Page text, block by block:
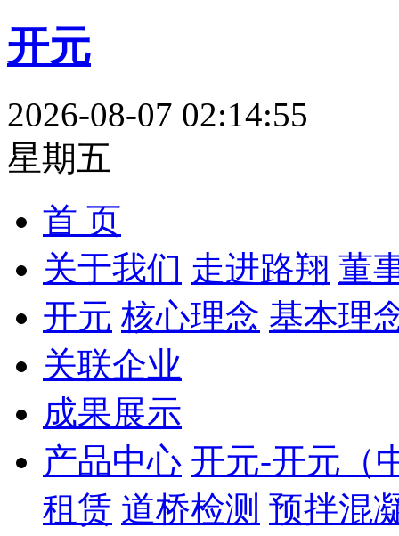
开元
2026-08-07 02:14:56
星期五
首 页
关于我们 走进路翔 董
开元 核心理念 基本理
关联企业
成果展示
产品中心 开元-开元（
租赁 道桥检测 预拌混